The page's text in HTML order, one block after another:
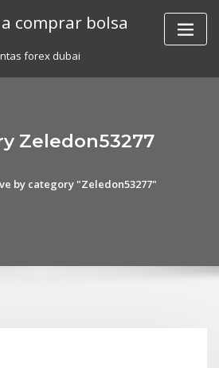
comprar bolsa
forex dubai
Zeledon53277
by category "Zeledon53277"